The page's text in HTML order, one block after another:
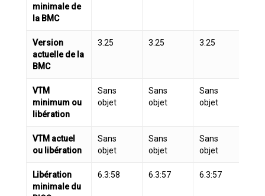
minimale de
la BMC
Version
actuelle de la
BMC
3.25 3.25 3.25
VTM
minimum ou
libération
Sans
objet
Sans
objet
Sans
objet
VTM actuel
ou libération
Sans
objet
Sans
objet
Sans
objet
Libération
minimale du
6.3:58 6.3:57 6.3:57